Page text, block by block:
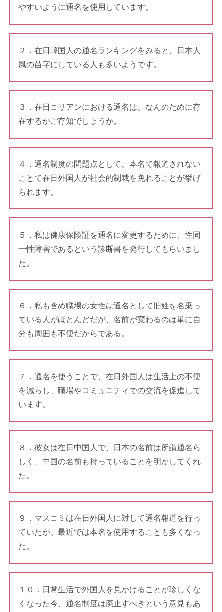
やすいように通名を使用しています。
２．在日韓国人の通名ランキングをみると、日本人
風の苗字にしている人も多いようです。
３．在日コリアンにおける通名は、なんのために存
在するかご存知でしょうか。
４．通名制度の問題点として、本名で報道されない
ことで在日外国人が社会的制裁を免れることが挙げ
られます。
５．私は健康保険証を通名に変更するために、性同
一性障害であるという診断書を発行してもらいまし
た。
６．私も含め職場の女性は通名として旧姓を名乗っ
ている人がほとんどだが、名前が変わるのは単に自
分も周囲も不便だからである。
７．通名を使うことで、在日外国人は生活上の不便
を減らし、職場やコミュニティでの交流を促進して
います。
８．彼女は在日中国人で、日本の名前は所謂通名ら
しく、中国の名前も持っていることを明かしてくれ
た。
９．マスコミは在日外国人に対して通名報道を行っ
ていたが、最近では本名を使用することも多くなっ
た。
１０．日常生活で外国人を見かけることが珍しくな
くなった今、通名制度は廃止すべきという意見もあ